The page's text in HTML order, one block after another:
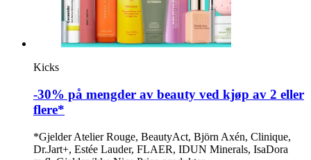
Kicks
-30% på mengder av beauty ved kjøp av 2 eller
flere*
*Gjelder Atelier Rouge, BeautyAct, Björn Axén, Clinique,
Dr.Jart+, Estée Lauder, FLAER, IDUN Minerals, IsaDora